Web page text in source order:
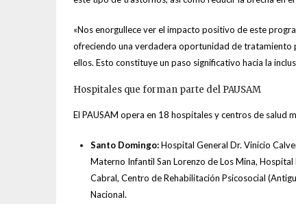
«Nos enorgullece ver el impacto positivo de este
ofreciendo una verdadera oportunidad de tratamiento
ellos. Esto constituye un paso significativo hacia la
Hospitales que forman parte del PAUSAM
El PAUSAM opera en 18 hospitales y centros de salud
Santo Domingo:Hospital General Dr. Vinicio
Materno Infantil San Lorenzo de Los Mina,
Cabral, Centro de Rehabilitación Psicosocial
Nacional.